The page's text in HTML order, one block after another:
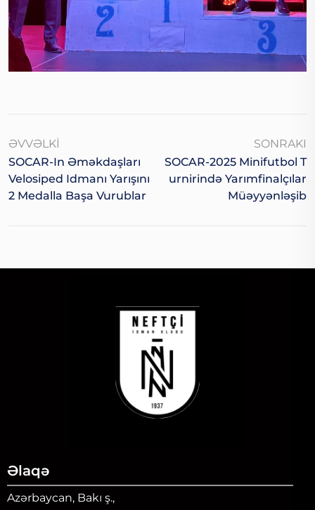
ƏVVƏLKI
SOCAR-In Əməkdaşları
Velosiped Idmanı Yarışını
2 Medalla Başa Vurublar
SONRAKI
SOCAR-2025 Minifutbol T
Urnirində Yarımfinalçılar
Müəyyənləşib
Əlaqə
Azərbaycan, Bakı ş.,